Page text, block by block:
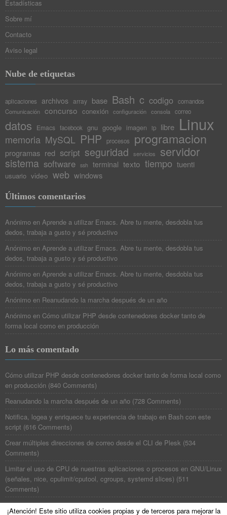
Estadísticas
Sobre mí
Contacto
Aviso legal
Nube de etiquetas
aplicaciones archivos array base Bash c codigo
comandos
Comunicación concurso conexión configuración consola correo
datos Emacs facebook gnu google imagen ip libre Linux
memoria MySQL PHP procesos programacion
programas red script seguridad servicios servidor
sistema software ssh terminal texto tiempo tuenti
usuario video web windows
Últimos comentarios
Anónimo en Aprende a utilizar Emacs. Abre tu mente, desdobla tus
dedos, trabaja a gusto y sé productivo
Anónimo en Aprende a utilizar Emacs. Abre tu mente, desdobla tus
dedos, trabaja a gusto y sé productivo
Anónimo en Aprende a utilizar Emacs. Abre tu mente, desdobla tus
dedos, trabaja a gusto y sé productivo
Anónimo en Reanudando la marcha después de un año
Anónimo en Cómo utilizar PHP desde contenedores docker tanto de
forma local como en producción
Lo más comentado
Cómo utilizar PHP desde contenedores docker tanto de forma local como
en producción (840 Comments)
Reanudando la marcha después de un año (728 Comments)
Notifica, logea y enriquece tu experiencia de trabajo en Bash con este
script (616 Comments)
Crear múltiples direcciones de correo desde el CLI de Plesk (534
Comments)
Limitar el uso de CPU de nuestras aplicaciones o procesos en GNU/Linux
(señales, nice, cpulimit/cputool, cgroups, systemd slices) (511
Comments)
¡Atención! Este sitio utiliza cookies propias y de terceros para mejorar la